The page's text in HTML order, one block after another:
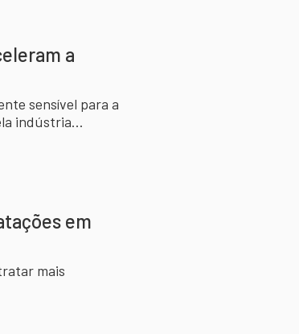
a
sensível para a
indústria
em
mais